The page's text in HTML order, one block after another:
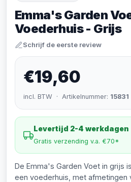
Emma's Garden
Voederhuis - Grijs
Schrijf de eerste review
€19,60
incl. BTW · Artikelnummer: 15831
Levertijd 2-4 werkdagen
Gratis verzending v.a. €70*
De Emma's Garden Voet in grijs
een voederhuis, met afmetingen